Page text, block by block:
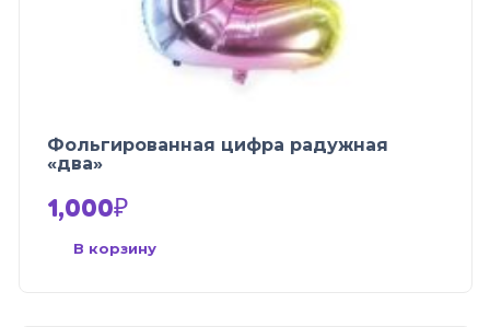
Фольгированная цифра радужная
«два»
1,000₽
В корзину